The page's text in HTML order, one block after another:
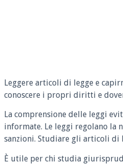
Leggere articoli di legge e
conoscere i propri diritti e
La comprensione delle leggi
informate. Le leggi regolano la
sanzioni. Studiare gli articoli di
È utile per chi studia